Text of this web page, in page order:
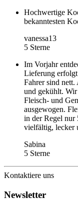
Hochwertige
bekanntesten
vanessa13
5 Sterne
Im Vorjahr
Lieferung
Fahrer sind
und gekühlt.
Fleisch- und
ausgewogen.
in der Regel nur
vielfältig, lecker
Sabina
5 Sterne
Kontaktiere uns
Newsletter